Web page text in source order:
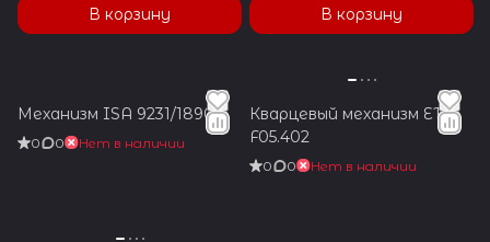
В корзину В корзину
Механизм ISA 9231/1890
0 0 Нет в наличии
Кварцевый механизм ETA
F05.402
0 0 Нет в наличии